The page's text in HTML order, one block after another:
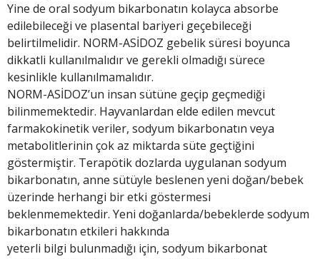
Yine de oral sodyum bikarbonatın kolayca absorbe
edilebileceği ve plasental bariyeri geçebileceği
belirtilmelidir. NORM-ASİDOZ gebelik süresi boyunca
dikkatli kullanılmalıdır ve gerekli olmadığı sürece
kesinlikle kullanılmamalıdır.
NORM-ASİDOZ’un insan sütüne geçip geçmediği
bilinmemektedir. Hayvanlardan elde edilen mevcut
farmakokinetik veriler, sodyum bikarbonatın veya
metabolitlerinin çok az miktarda süte geçtiğini
göstermiştir. Terapötik dozlarda uygulanan sodyum
bikarbonatın, anne sütüyle beslenen yeni doğan/bebek
üzerinde herhangi bir etki göstermesi
beklenmemektedir. Yeni doğanlarda/bebeklerde sodyum
bikarbonatın etkileri hakkında
yeterli bilgi bulunmadığı için, sodyum bikarbonat